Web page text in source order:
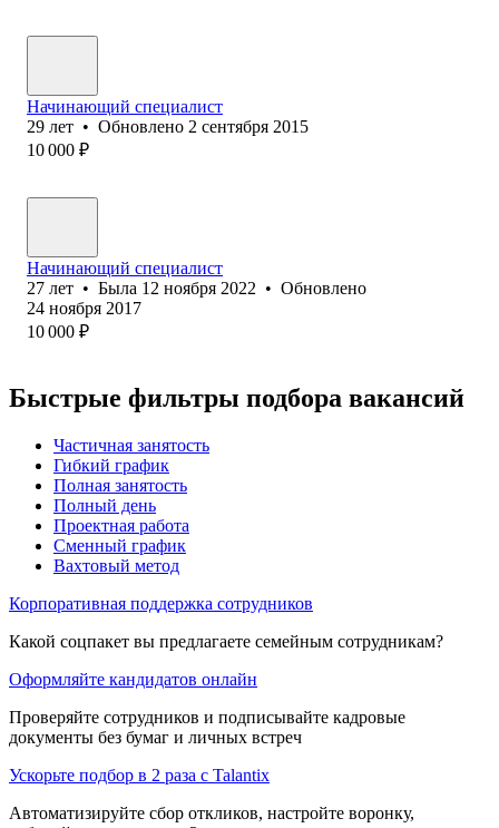
Начинающий специалист
29 лет • Обновлено 2 сентября 2015
10 000 ₽
Начинающий специалист
27 лет • Была 12 ноября 2022 • Обновлено
24 ноября 2017
10 000 ₽
Быстрые фильтры подбора вакансий
Частичная занятость
Гибкий график
Полная занятость
Полный день
Проектная работа
Сменный график
Вахтовый метод
Корпоративная поддержка сотрудников
Какой соцпакет вы предлагаете семейным сотрудникам?
Оформляйте кандидатов онлайн
Проверяйте сотрудников и подписывайте кадровые
документы без бумаг и личных встреч
Ускорьте подбор в 2 раза с Talantix
Автоматизируйте сбор откликов, настройте воронку,